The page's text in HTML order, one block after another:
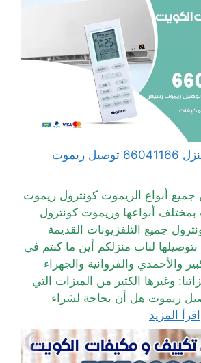
توصيل ريموت للمنزل 66041166 توصيل ريموت
جميع أنواع الريموت كونترول ريموت
بمختلف أنواعها وريموت كونترول
جميع التلفزيونات القديمة
بتوصيلها لباب منزلكم أين ما كنتم في
والأحمدي والفروانية والجهراء
وغيرها الكثير من الميزات التي
ريموت هل أن بحاجة لشراء
اقرأ المزيد